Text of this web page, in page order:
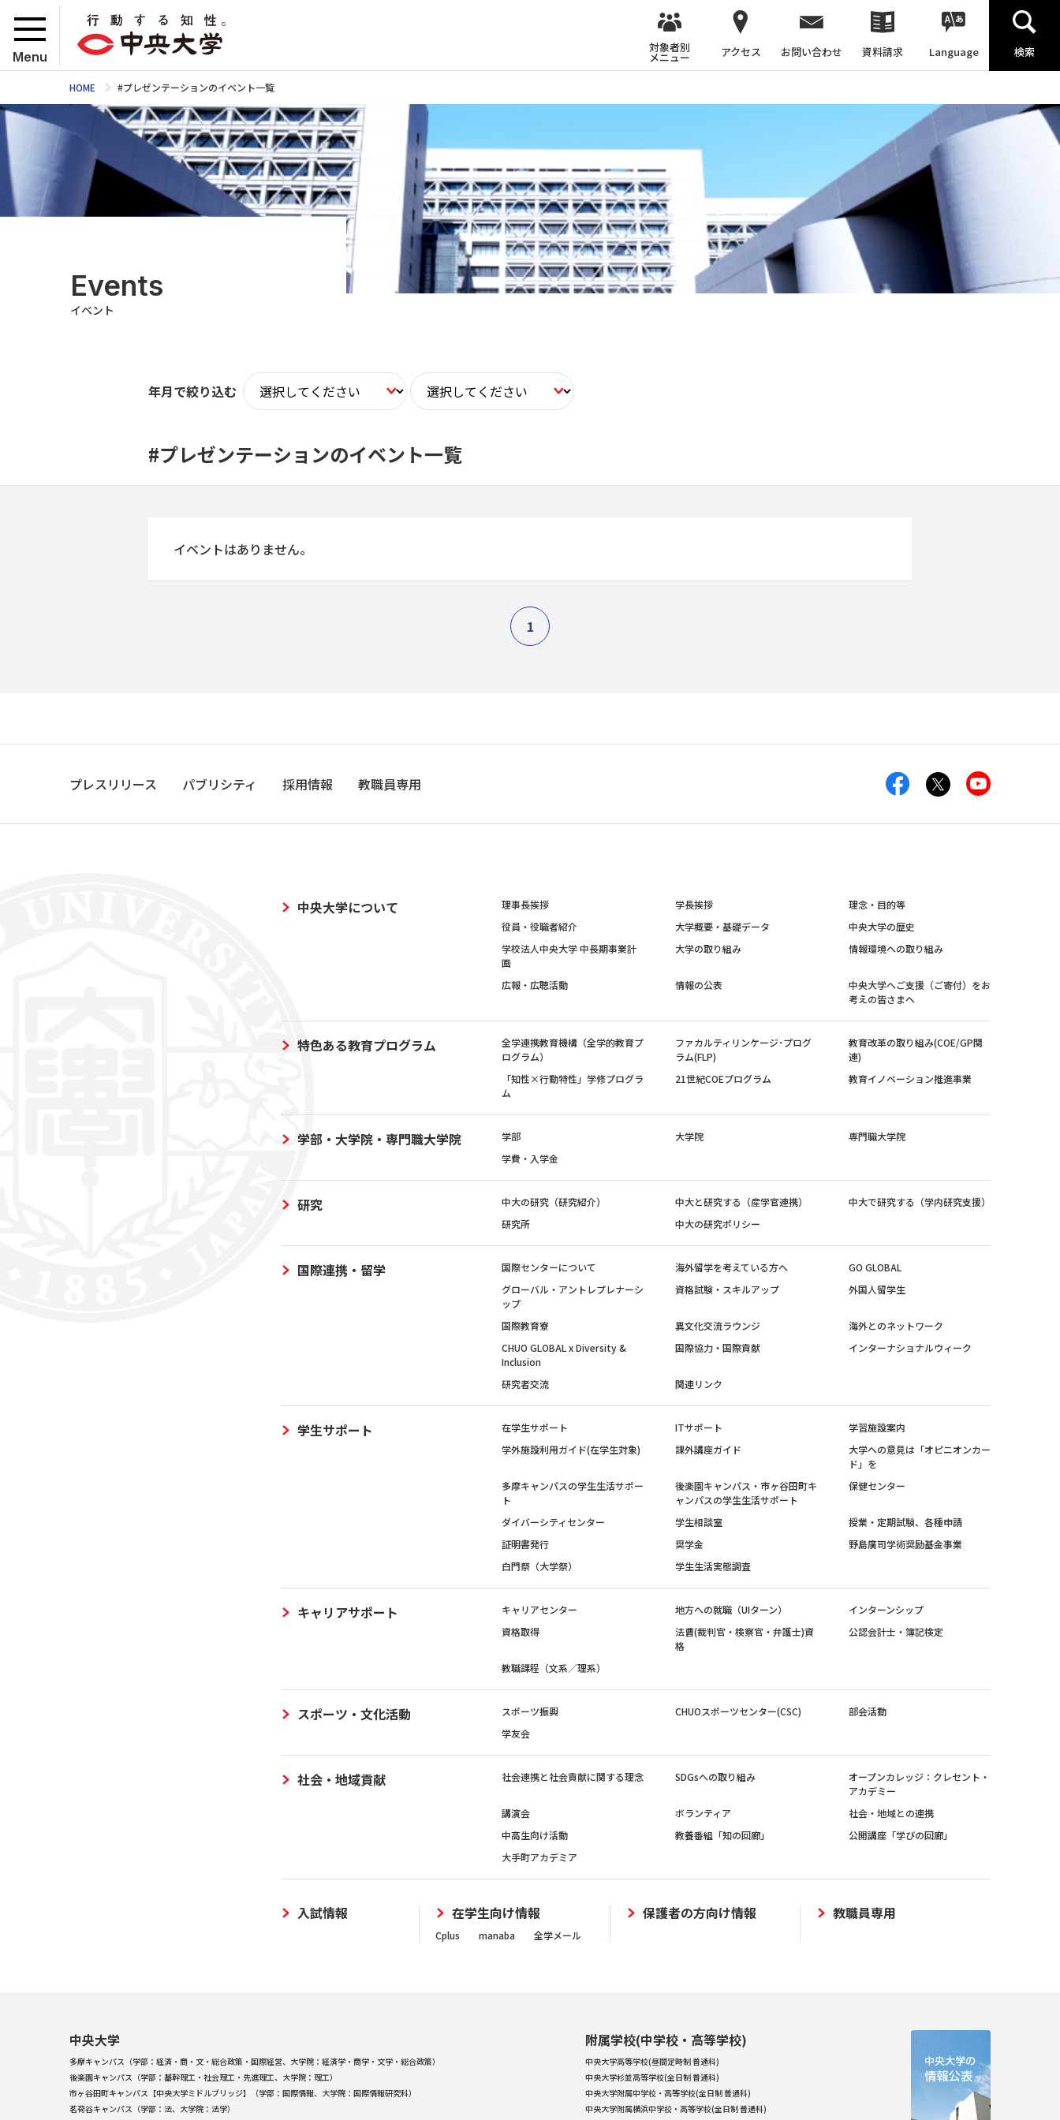
Menu
対象者別
メニュー アクセス お問い合わせ 資料請求 Language 検索
HOME #プレゼンテーションのイベント一覧
Events
イベント
年月で絞り込む
#プレゼンテーションのイベント一覧
イベントはありません。
1
プレスリリース パブリシティ 採用情報 教職員専用
中央大学について 理事長挨拶 学長挨拶
理念・目的等
役員・役職者紹介
大学概要・基礎データ
中央大学の歴史
学校法人中央大学 中長期事業計
画
大学の取り組み 情報環境への取り組み
広報・広聴活動 情報の公表
中央大学へご支援（ご寄付）をお
考えの皆さまへ
特色ある教育プログラム
全学連携教育機構（全学的教育プ
ログラム）
ファカルティリンケージ･プログ
ラム(FLP)
教育改革の取り組み(COE/GP関
連)
「知性×行動特性」学修プログラ
ム
21世紀COEプログラム 教育イノベーション推進事業
学部・大学院・専門職大学院 学部 大学院
専門職大学院
学費・入学金
研究 中大の研究（研究紹介） 中大と研究する（産学官連携）
中大で研究する（学内研究支援）
研究所
中大の研究ポリシー
国際連携・留学 国際センターについて 海外留学を考えている方へ
GO GLOBAL
グローバル・アントレプレナーシ
ップ
資格試験・スキルアップ 外国人留学生
国際教育寮 異文化交流ラウンジ
海外とのネットワーク
CHUO GLOBAL x Diversity &
Inclusion
国際協力・国際貢献 インターナショナルウィーク
研究者交流 関連リンク
学生サポート 在学生サポート ITサポート
学習施設案内
学外施設利用ガイド(在学生対象)
課外講座ガイド
大学への意見は「オピニオンカー
ド」を
多摩キャンパスの学生生活サポー
ト
後楽園キャンパス・市ヶ谷田町キ
ャンパスの学生生活サポート
保健センター
ダイバーシティセンター 学生相談室
授業・定期試験、各種申請
証明書発行
奨学金
野島廣司学術奨励基金事業
白門祭（大学祭）
学生生活実態調査
キャリアサポート キャリアセンター 地方への就職（UIターン）
インターンシップ
資格取得
法曹(裁判官・検察官・弁護士)資
格
公認会計士・簿記検定
教職課程（文系／理系）
スポーツ・文化活動 スポーツ振興 CHUOスポーツセンター(CSC)
部会活動
学友会
社会・地域貢献 社会連携と社会貢献に関する理念 SDGsへの取り組み
オープンカレッジ：クレセント・
アカデミー
講演会
ボランティア
社会・地域との連携
中高生向け活動
教養番組「知の回廊」
公開講座「学びの回廊」
大手町アカデミア
入試情報 在学生向け情報
Cplus manaba 全学メール
保護者の方向け情報 教職員専用
中央大学
多摩キャンパス（学部：経済・商・文・総合政策・国際経営、大学院：経済学・商学・文学・総合政策）
後楽園キャンパス（学部：基幹理工・社会理工・先進理工、大学院：理工）
市ヶ谷田町キャンパス【中央大学ミドルブリッジ】（学部：国際情報、大学院：国際情報研究科）
茗荷谷キャンパス（学部：法、大学院：法学）
附属学校(中学校・高等学校)
中央大学高等学校(昼間定時制 普通科)
中央大学杉並高等学校(全日制 普通科)
中央大学附属中学校・高等学校(全日制 普通科)
中央大学附属横浜中学校・高等学校(全日制 普通科)